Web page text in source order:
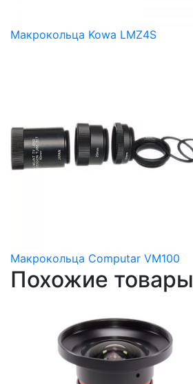
Макрокольца Kowa LMZ4S
Макрокольца Computar VM100
Похожие товары